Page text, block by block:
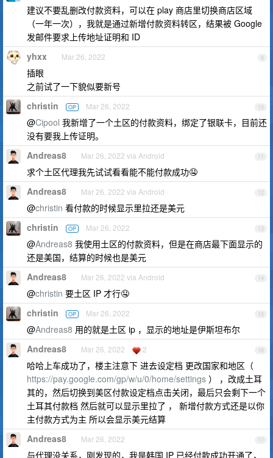
建议不要乱删改付款资料，可以在 play 商店里切换商店区域
（一年一次），我就是通过新增付款资料转区，结果被 Google
发邮件要求上传地址证明和 ID
9
yhxx Mar 26, 2022
插眼
之前试了一下貌似要新号
10
christin OP Mar 26, 2022
@Cipool 我新增了一个土区的付款资料，绑定了银联卡，目前还
没有要我上传证明。
11
Andreas8 Mar 26, 2022 via Android
求个土区代理我先试试看看能不能付款成功🤤
12
Andreas8 Mar 26, 2022 via Android
@christin 看付款的时候显示里拉还是美元
13
christin OP Mar 26, 2022
@Andreas8 我使用土区的付款资料，但是在商店最下面显示的
还是美国，结算的时候也是美元
14
Andreas8 Mar 26, 2022 via Android
@christin 要土区 IP 才行🤤
15
christin OP Mar 26, 2022
@Andreas8 用的就是土区 ip ，显示的地址是伊斯坦布尔
16
Andreas8 Mar 26, 2022 2
哈哈上车成功了，楼主注意下 进去设定档 更改国家和地区（
https://pay.google.com/gp/w/u/0/home/settings ） ，改成土耳
其的，然后切换到美区付款设定档点击关闭，最后只会剩下一个
土耳其付款档 然后就可以显示里拉了 ， 新增付款方式还是以你
主付款方式为主 所以会显示美元结算
17
Andreas8 Mar 26, 2022
与代理没关系，刚发现的，我是韩国 IP 已经付款成功开通了，